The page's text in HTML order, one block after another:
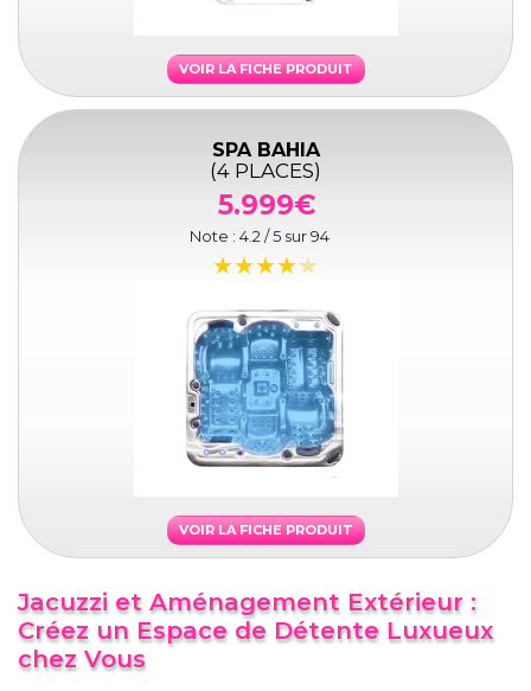
VOIR LA FICHE PRODUIT
SPA BAHIA
(4 PLACES)
5.999€
Note : 4.2 / 5 sur94
VOIR LA FICHE PRODUIT
Jacuzzi et Aménagement Extérieur :
Créez un Espace de Détente Luxueux
chez Vous